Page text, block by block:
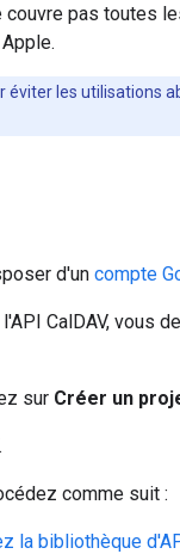
couvre pas
éviter les utilisations
d'un compte
CalDAV, vous
sur Créer un
.
comme suit :
la bibliothèque